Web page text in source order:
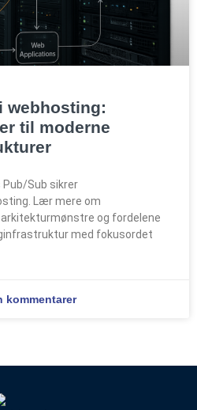
webhosting:
til moderne
Pub/Sub sikrer
Lær mere om
og fordelene
med fokusordet
kommentarer